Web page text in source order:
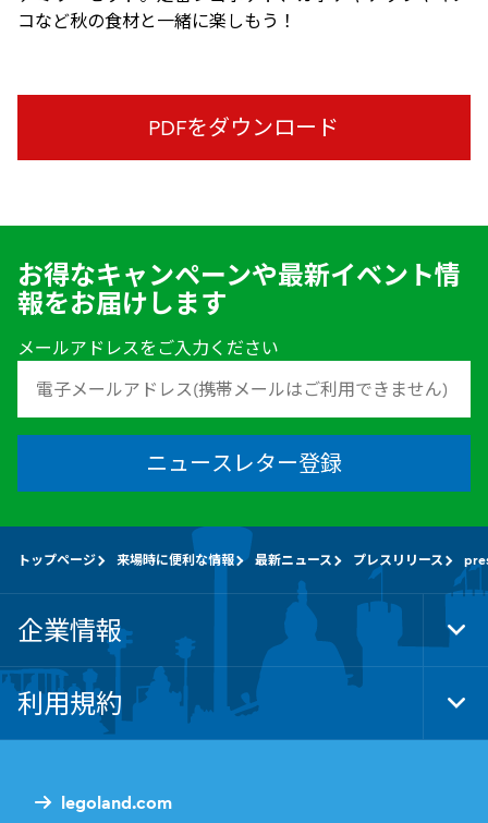
コなど秋の食材と一緒に楽しもう！
PDFをダウンロード
お得なキャンペーンや最新イベント情
報をお届けします
メールアドレスをご入力ください
ニュースレター登録
legoland.com
トップページ 来場時に便利な情報 最新ニュース プレスリリース
企業情報
利用規約